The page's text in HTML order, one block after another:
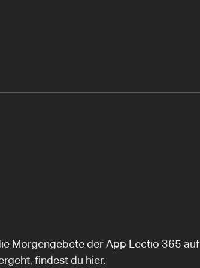
Morgengebete der App Lectio 365 auf
findest du hier.